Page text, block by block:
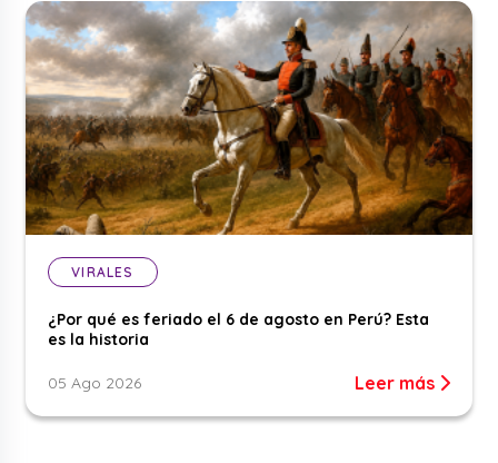
VIRALES
¿Por qué es feriado el 6 de agosto en Perú? Esta
es la historia
05 Ago 2026 Leer más